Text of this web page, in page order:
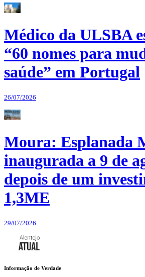
Médico da ULSBA
“60 nomes para
saúde” em Portugal
26/07/2026
Moura: Esplanada
inaugurada a 9 de
depois de um
1,3ME
29/07/2026
Informação de Verdade